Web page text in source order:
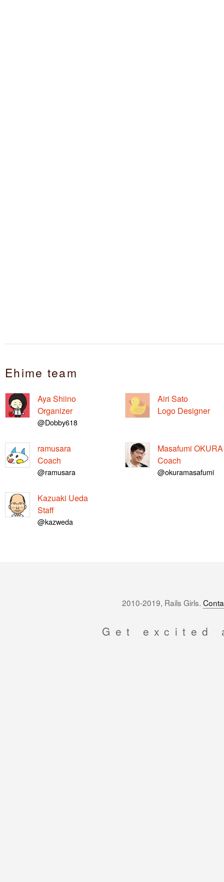
Ehime team
Aya Shiino
Organizer
@Dobby618
Airi Sato
Logo Designer
ramusara
Coach
@ramusara
Masafumi OKURA
Coach
@okuramasafumi
Kazuaki Ueda
Staff
@kazweda
2010-2019, Rails Girls.
Get excited